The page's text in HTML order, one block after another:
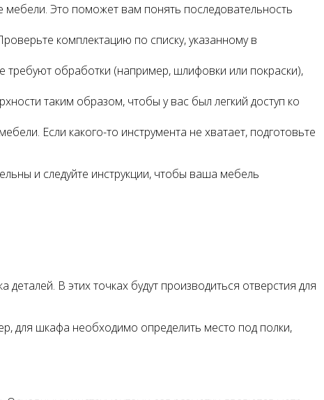
мебели. Это поможет вам понять последовательность
комплектацию по списку, указанному в
требуют обработки (например, шлифовки или покраски),
таким образом, чтобы у вас был легкий доступ ко
Если какого-то инструмента не хватает, подготовьте
и следуйте инструкции, чтобы ваша мебель
В этих точках будут производиться отверстия для
для шкафа необходимо определить место под полки,